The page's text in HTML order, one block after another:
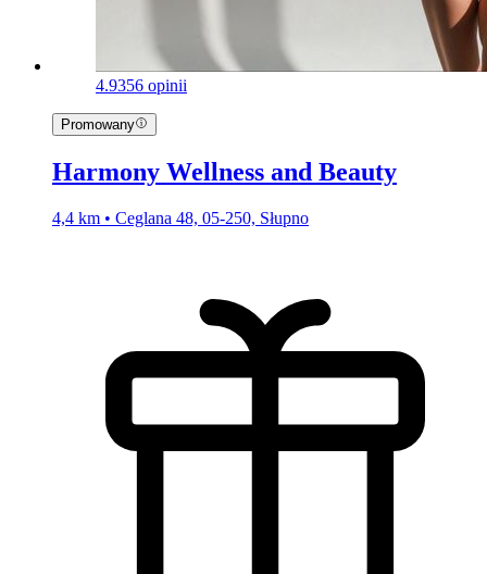
4.9356 opinii
Promowany
Harmony Wellness and Beauty
4,4 km • Ceglana 48, 05-250, Słupno